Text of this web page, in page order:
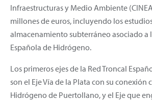
Infraestructuras y Medio Ambiente
millones de euros, incluyendo los
almacenamiento subterráneo asociado a
Española de Hidrógeno.
Los primeros ejes de la Red Troncal
son el Eje Vía de la Plata con su conexión
Hidrógeno de Puertollano, y el Eje que